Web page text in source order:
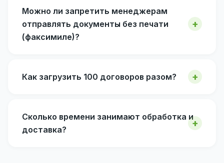
Можно ли запретить менеджерам
отправлять документы без печати
(факсимиле)?
Как загрузить 100 договоров разом?
Сколько времени занимают обработка и
доставка?